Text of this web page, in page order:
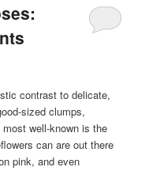
contrast to delicate,
sized clumps,
most well-known is the
can are out there
pink, and even